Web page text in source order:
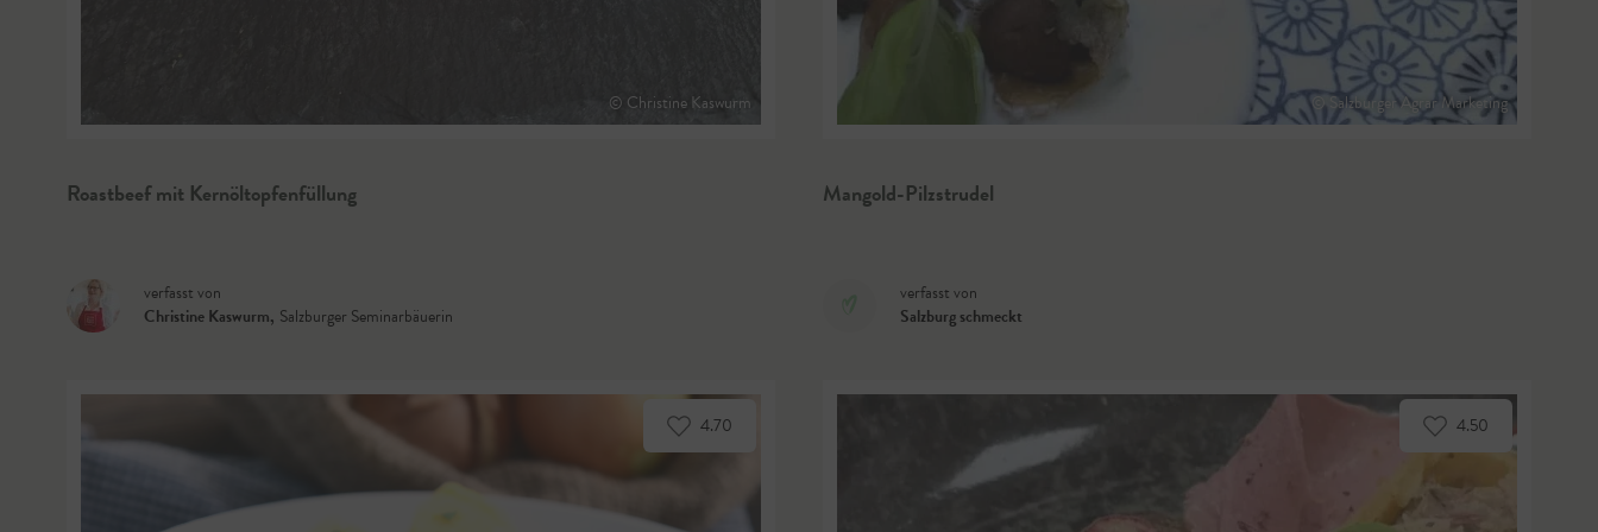
© Christine Kaswurm
Roastbeef mit Kernöltopfenfüllung
verfasst von
Christine Kaswurm, Salzburger Seminarbäuerin
© Salzburger Agrar Marketing
Mangold-Pilzstrudel
verfasst von
Salzburg schmeckt
4.70 4.50